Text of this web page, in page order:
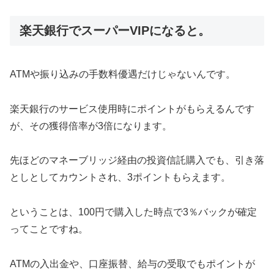
楽天銀行でスーパーVIPになると。
ATMや振り込みの手数料優遇だけじゃないんです。
楽天銀行のサービス使用時にポイントがもらえるんです
が、その獲得倍率が3倍になります。
先ほどのマネーブリッジ経由の投資信託購入でも、引き落
としとしてカウントされ、3ポイントもらえます。
ということは、100円で購入した時点で3％バックが確定
ってことですね。
ATMの入出金や、口座振替、給与の受取でもポイントが